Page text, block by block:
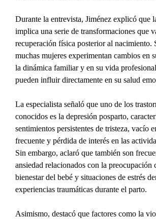
Durante la entrevista, Jiménez explicó que
implica una serie de transformaciones que
recuperación física posterior al nacimiento.
muchas mujeres experimentan cambios en
la dinámica familiar y en su vida
pueden influir directamente en su salud
La especialista señaló que uno de los
conocidos es la depresión posparto,
sentimientos persistentes de tristeza, vacío
frecuente y pérdida de interés en las
Sin embargo, aclaró que también son
ansiedad relacionados con la preocupación
bienestar del bebé y situaciones de estrés
experiencias traumáticas durante el parto.
Asimismo, destacó que factores como la